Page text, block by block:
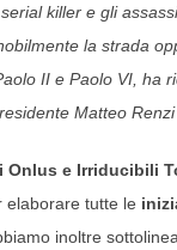
killer e gli
la strada
II e Paolo VI, ha
Matteo
Onlus e Irriducibili
elaborare tutte le
inoltre